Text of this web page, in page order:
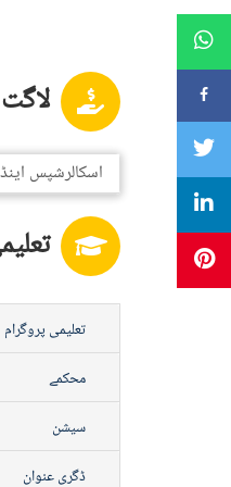
اسکالرشپس اینڈ
تعلیمی پروگرام
محکمے
سیشن
ڈگری عنوان